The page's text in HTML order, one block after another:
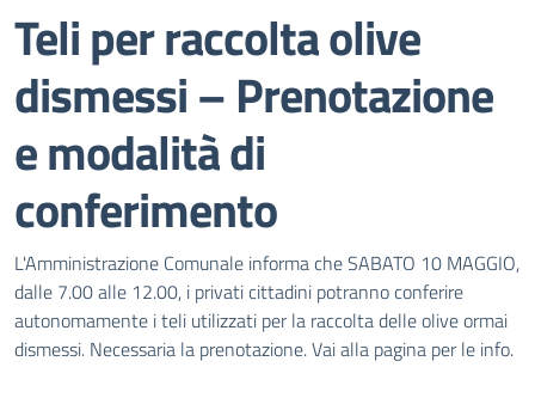
Teli per raccolta olive
dismessi – Prenotazione
e modalità di
conferimento
Dettagli della notizia
L'Amministrazione Comunale informa che SABATO 10 MAGGIO,
dalle 7.00 alle 12.00, i privati cittadini potranno conferire
autonomamente i teli utilizzati per la raccolta delle olive ormai
dismessi. Necessaria la prenotazione. Vai alla pagina per le info.